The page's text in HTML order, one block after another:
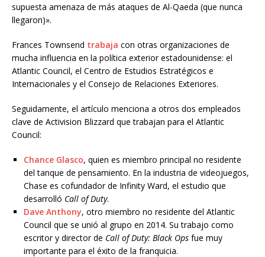
supuesta amenaza de más ataques de Al-Qaeda (que nunca
llegaron)».
Frances Townsend trabaja con otras organizaciones de
mucha influencia en la política exterior estadounidense: el
Atlantic Council, el Centro de Estudios Estratégicos e
Internacionales y el Consejo de Relaciones Exteriores.
Seguidamente, el artículo menciona a otros dos empleados
clave de Activision Blizzard que trabajan para el Atlantic
Council:
Chance Glasco, quien es miembro principal no residente
del tanque de pensamiento. En la industria de videojuegos,
Chase es cofundador de Infinity Ward, el estudio que
desarrolló Call of Duty.
Dave Anthony, otro miembro no residente del Atlantic
Council que se unió al grupo en 2014. Su trabajo como
escritor y director de Call of Duty: Black Ops fue muy
importante para el éxito de la franquicia.